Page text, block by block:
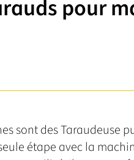
pour
sont des Taraudeuse
étape avec la